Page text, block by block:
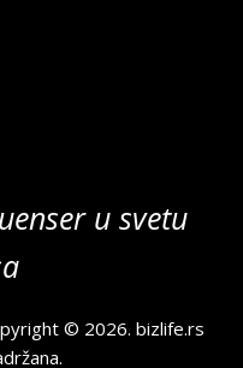
u svetu
© 2026.bizlife.rs